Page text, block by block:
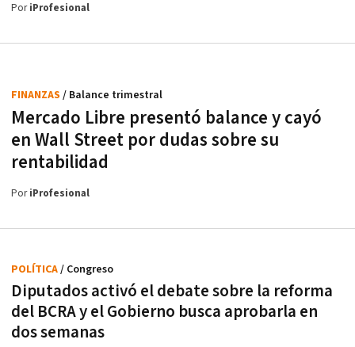
PoriProfesional
Mercado Libre presentó balance y cayó
en Wall Street por dudas sobre su
rentabilidad
FINANZAS / Balance trimestral
PoriProfesional
Diputados activó el debate sobre la reforma
del BCRA y el Gobierno busca aprobarla en
dos semanas
POLÍTICA/ Congreso